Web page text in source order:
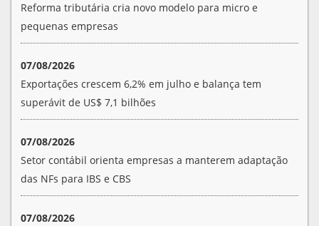
Reforma tributária cria novo modelo para micro e
pequenas empresas
07/08/2026
Exportações crescem 6,2% em julho e balança tem
superávit de US$ 7,1 bilhões
07/08/2026
Setor contábil orienta empresas a manterem adaptação
das NFs para IBS e CBS
07/08/2026